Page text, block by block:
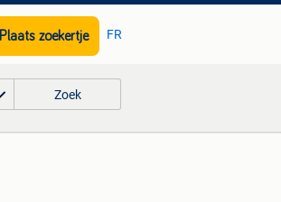
Plaats zoekertje FR
Zoek